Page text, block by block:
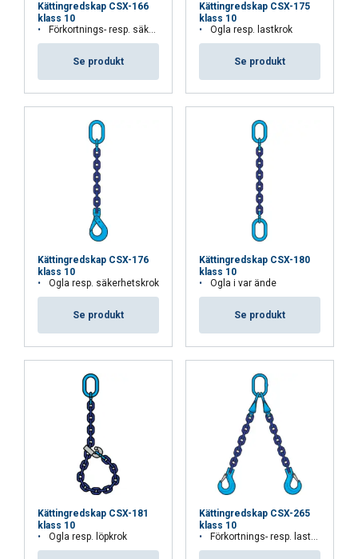
Kättingredskap CSX-166
klass 10
Förkortnings- resp. säkerhetskrok
Se produkt
Kättingredskap CSX-175
klass 10
Ögla resp. lastkrok
Se produkt
Kättingredskap CSX-176
klass 10
Ögla resp. säkerhetskrok
Se produkt
Kättingredskap CSX-180
klass 10
Ögla i var ände
Se produkt
Kättingredskap CSX-181
klass 10
Ögla resp. löpkrok
Kättingredskap CSX-265
klass 10
Förkortnings- resp. lastkrok
VISA DETALJER
Cookie Policy